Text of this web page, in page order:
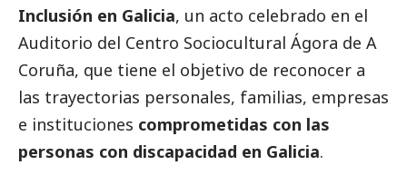
Inclusión en Galicia, un acto celebrado en el
Auditorio del Centro Sociocultural Ágora de A
Coruña, que tiene el objetivo de reconocer a
las trayectorias personales, familias, empresas
e instituciones comprometidas con las
personas con discapacidad en Galicia.